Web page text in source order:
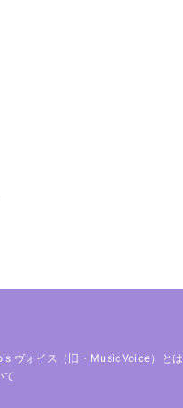
ヴォイス（旧・MusicVoice）とは
て